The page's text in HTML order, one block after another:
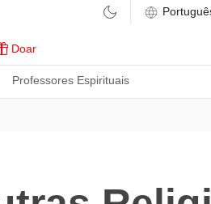
Professores Espirituais
Doar